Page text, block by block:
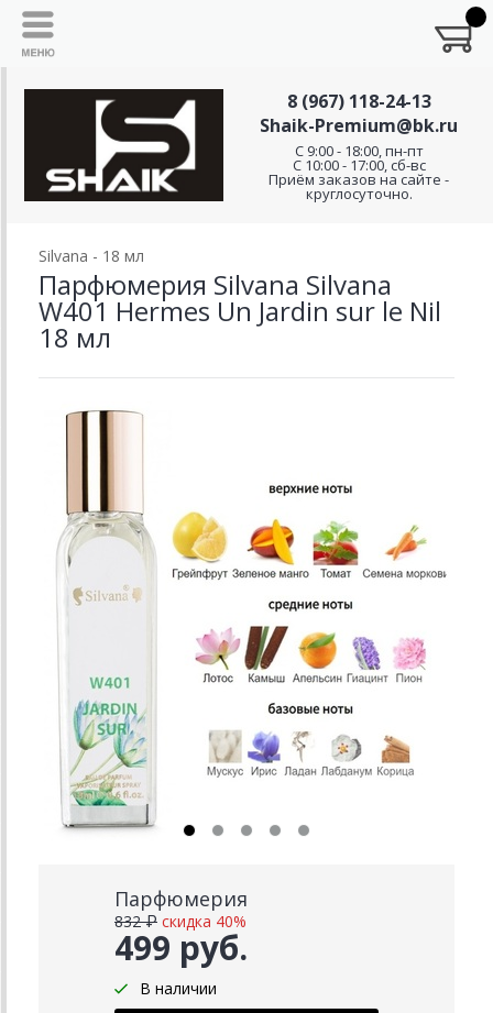
8 (967) 118-24-13
Shaik-Premium@bk.ru
C 9:00 - 18:00, пн-пт
С 10:00 - 17:00, сб-вс
Приём заказов на сайте -
круглосуточно.
Silvana - 18 мл
Парфюмерия Silvana Silvana
W401 Hermes Un Jardin sur le Nil
18 мл
Парфюмерия
499 руб.
832 ₽ скидка 40%
В наличии